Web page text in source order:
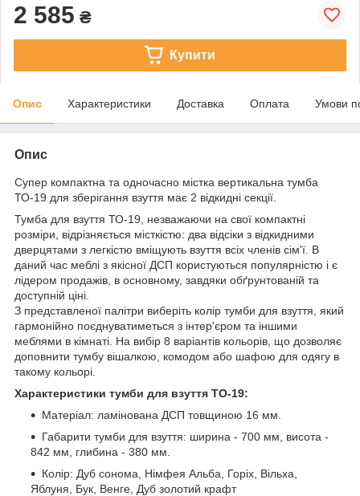
2 585 ₴
Купити
Опис Характеристики Доставка Оплата Умови
Опис
Супер компактна та одночасно містка вертикальна тумба
ТО-19 для зберігання взуття має 2 відкидні секції.
Тумба для взуття ТО-19, незважаючи на свої компактні
розміри, відрізняється місткістю: два відсіки з відкидними
дверцятами з легкістю вміщують взуття всіх членів сім'ї. В
даний час меблі з якісної ДСП користуються популярністю і є
лідером продажів, в основному, завдяки обґрунтованій та
доступній ціні.
З представленої палітри виберіть колір тумби для взуття, який
гармонійно поєднуватиметься з інтер'єром та іншими
меблями в кімнаті. На вибір 8 варіантів кольорів, що дозволяє
доповнити тумбу вішалкою, комодом або шафою для одягу в
такому кольорі.
Характеристики тумби для взуття ТО-19:
Матеріал: ламінована ДСП товщиною 16 мм.
Габарити тумби для взуття: ширина - 700 мм, висота -
842 мм, глибина - 380 мм.
Колір: Дуб сонома, Німфея Альба, Горіх, Вільха,
Яблуня, Бук, Венге, Дуб золотий крафт